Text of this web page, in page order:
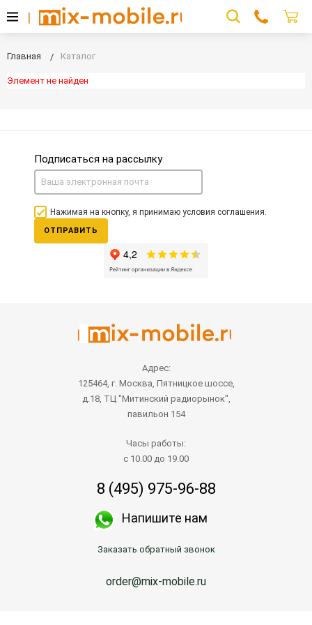
Главная Каталог
Элемент не найден
Подписаться на рассылку
Нажимая на кнопку, я принимаю условия соглашения.
ОТПРАВИТЬ
Адрес:
125464, г. Москва, Пятницкое шоссе,
д.18, ТЦ "Митинский радиорынок",
павильон 154
Часы работы:
с 10.00 до 19.00
8 (495) 975-96-88
Напишите нам
Заказать обратный звонок
order@mix-mobile.ru